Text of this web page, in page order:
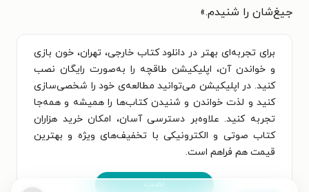
جیغ‌شان را شنیدم.»
برای تجربه‌ای بهتر در دانلود کتاب خارجی، تهران، خون بازی
و خواندن آن، اپلیکیشن طاقچه را به‌صورت رایگان نصب
کنید. در اپلیکیشن می‌توانید مطالعه‌ی خود را شخصی‌سازی
کنید و لذت خواندن و شنیدن کتاب‌ها را همیشه و همه‌جا
تجربه کنید. علاوه‌بر دسترسی آسان، امکان خرید هزاران
کتاب صوتی و الکترونیکی با تخفیف‌های ویژه و بهترین
قیمت هم فراهم است.
نصب